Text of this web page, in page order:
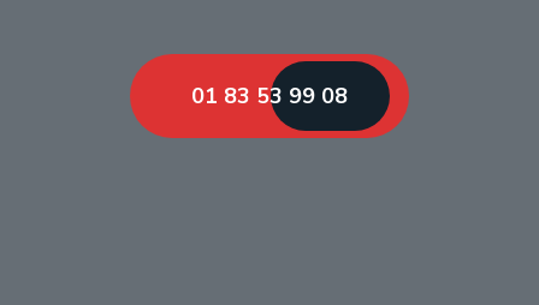
01 83 53 99 08